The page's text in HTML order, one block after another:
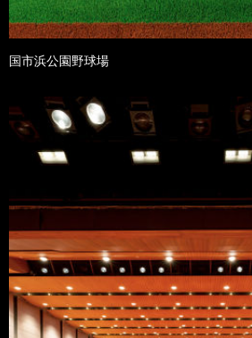
国市浜公園野球場